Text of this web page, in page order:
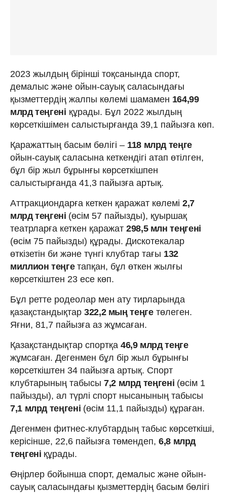
2023 жылдың бірінші тоқсанында спорт,
демалыс және ойын-сауық саласындағы
қызметтердің жалпы көлемі шамамен 164,99
млрд теңгені құрады. Бұл 2022 жылдың
көрсеткішімен салыстырғанда 39,1 пайызға көп.
Қаражаттың басым бөлігі – 118 млрд теңге
ойын-сауық саласына кеткендігі атап өтілген,
бұл бір жыл бұрынғы көрсеткішпен
салыстырғанда 41,3 пайызға артық.
Аттракциондарға кеткен қаражат көлемі 2,7
млрд теңгені (өсім 57 пайызды), қуыршақ
театрларға кеткен қаражат 298,5 млн теңгені
(өсім 75 пайызды) құрады. Дискотекалар
өткізетін би және түнгі клубтар тағы 132
миллион теңгетапқан, бұл өткен жылғы
көрсеткіштен 23 есе көп.
Бұл ретте родеолар мен ату тирларында
қазақстандықтар 322,2 мың теңгетөлеген.
Яғни, 81,7 пайызға аз жұмсаған.
Қазақстандықтар спортқа 46,9 млрд теңге
жұмсаған. Дегенмен бұл бір жыл бұрынғы
көрсеткіштен 34 пайызға артық. Спорт
клубтарының табысы 7,2 млрд теңгені (өсім 1
пайызды), ал түрлі спорт нысанының табысы
7,1 млрд теңгені (өсім 11,1 пайызды) құраған.
Дегенмен фитнес-клубтардың табыс көрсеткіші,
керісінше, 22,6 пайызға төмендеп, 6,8 млрд
теңгені құрады.
Өңірлер бойынша спорт, демалыс және ойын-
сауық саласындағы қызметтердің басым бөлігі